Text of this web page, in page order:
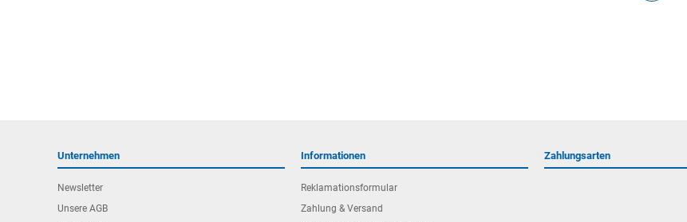
Unternehmen
Newsletter
Unsere AGB
Informationen
Reklamationsformular
Zahlung & Versand
Zahlungsarten